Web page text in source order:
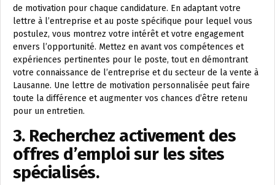
de motivation pour chaque candidature. En adaptant votre
lettre à l’entreprise et au poste spécifique pour lequel vous
postulez, vous montrez votre intérêt et votre engagement
envers l’opportunité. Mettez en avant vos compétences et
expériences pertinentes pour le poste, tout en démontrant
votre connaissance de l’entreprise et du secteur de la vente à
Lausanne. Une lettre de motivation personnalisée peut faire
toute la différence et augmenter vos chances d’être retenu
pour un entretien.
3. Recherchez activement des
offres d’emploi sur les sites
spécialisés.